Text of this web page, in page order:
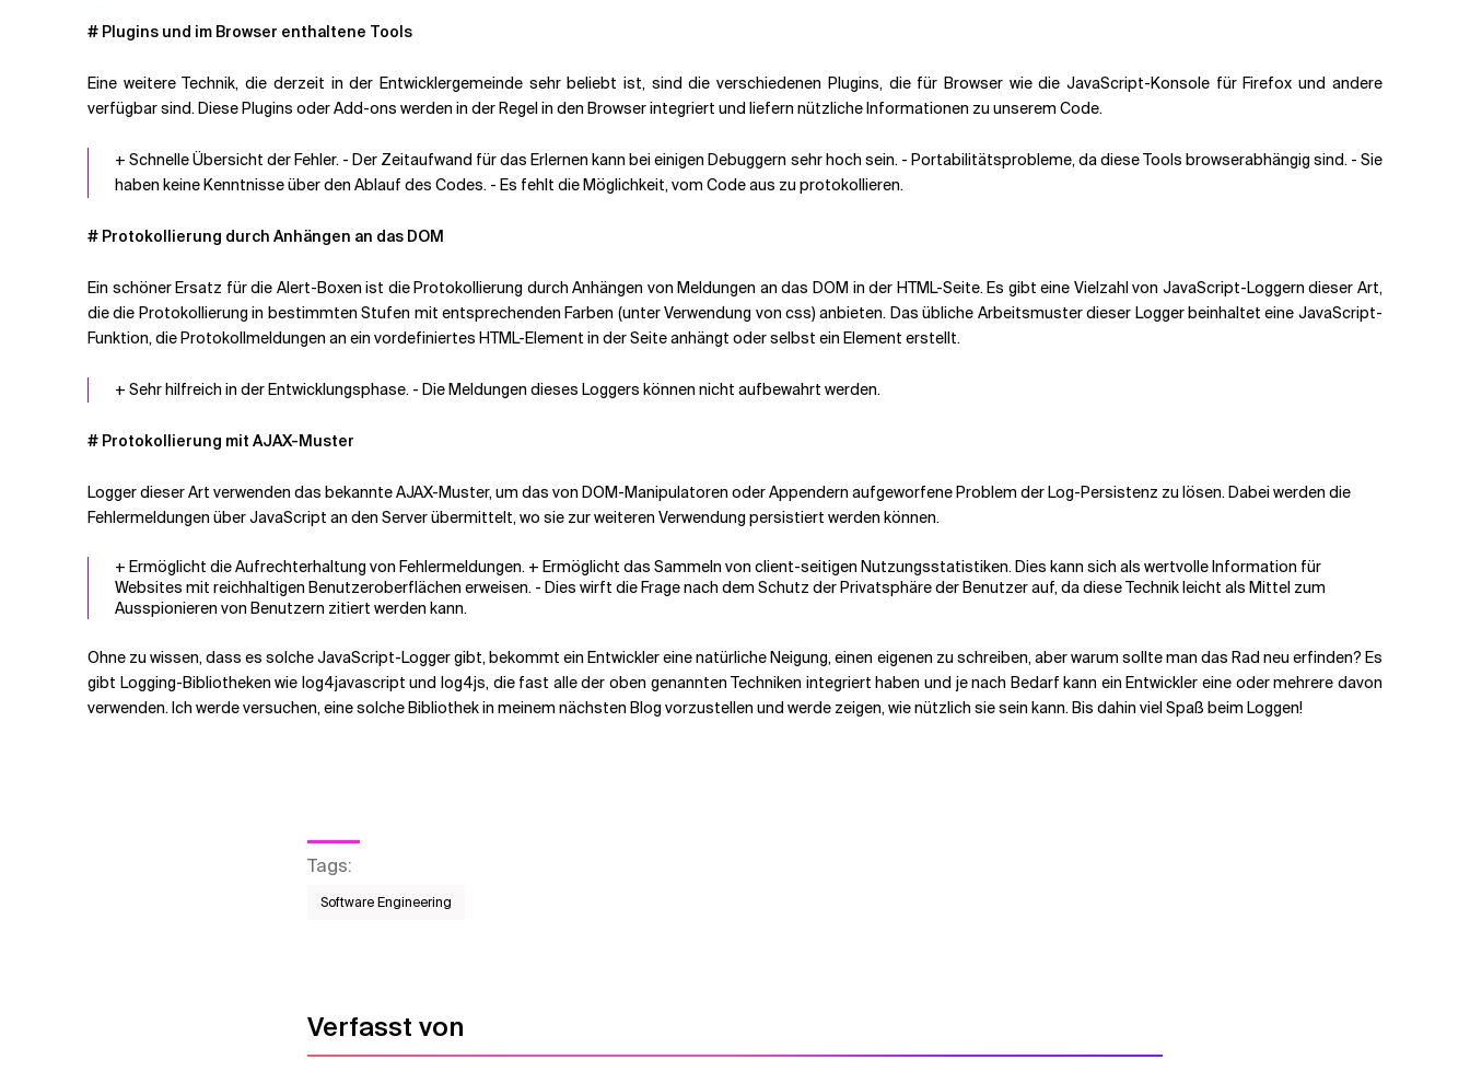
# Plugins und im Browser enthaltene Tools
Eine weitere Technik, die derzeit in der Entwicklergemeinde sehr beliebt ist, sind die verschiedenen Plugins, die für Browser wie die JavaScript-Konsole für Firefox und andere
verfügbar sind. Diese Plugins oder Add-ons werden in der Regel in den Browser integriert und liefern nützliche Informationen zu unserem Code.
+ Schnelle Übersicht der Fehler. - Der Zeitaufwand für das Erlernen kann bei einigen Debuggern sehr hoch sein. - Portabilitätsprobleme, da diese Tools browserabhängig sind. - Sie
haben keine Kenntnisse über den Ablauf des Codes. - Es fehlt die Möglichkeit, vom Code aus zu protokollieren.
# Protokollierung durch Anhängen an das DOM
Ein schöner Ersatz für die Alert-Boxen ist die Protokollierung durch Anhängen von Meldungen an das DOM in der HTML-Seite. Es gibt eine Vielzahl von JavaScript-Loggern dieser Art,
die die Protokollierung in bestimmten Stufen mit entsprechenden Farben (unter Verwendung von css) anbieten. Das übliche Arbeitsmuster dieser Logger beinhaltet eine JavaScript-
Funktion, die Protokollmeldungen an ein vordefiniertes HTML-Element in der Seite anhängt oder selbst ein Element erstellt.
+ Sehr hilfreich in der Entwicklungsphase. - Die Meldungen dieses Loggers können nicht aufbewahrt werden.
# Protokollierung mit AJAX-Muster
Logger dieser Art verwenden das bekannte AJAX-Muster, um das von DOM-Manipulatoren oder Appendern aufgeworfene Problem der Log-Persistenz zu lösen. Dabei werden die
Fehlermeldungen über JavaScript an den Server übermittelt, wo sie zur weiteren Verwendung persistiert werden können.
+ Ermöglicht die Aufrechterhaltung von Fehlermeldungen. + Ermöglicht das Sammeln von client-seitigen Nutzungsstatistiken. Dies kann sich als wertvolle Information für
Websites mit reichhaltigen Benutzeroberflächen erweisen. - Dies wirft die Frage nach dem Schutz der Privatsphäre der Benutzer auf, da diese Technik leicht als Mittel zum
Ausspionieren von Benutzern zitiert werden kann.
Ohne zu wissen, dass es solche JavaScript-Logger gibt, bekommt ein Entwickler eine natürliche Neigung, einen eigenen zu schreiben, aber warum sollte man das Rad neu erfinden? Es
gibt Logging-Bibliotheken wie log4javascript und log4js, die fast alle der oben genannten Techniken integriert haben und je nach Bedarf kann ein Entwickler eine oder mehrere davon
verwenden. Ich werde versuchen, eine solche Bibliothek in meinem nächsten Blog vorzustellen und werde zeigen, wie nützlich sie sein kann. Bis dahin viel Spaß beim Loggen!
Tags:
Software Engineering
Verfasst von